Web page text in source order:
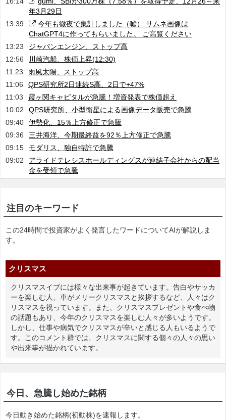
年3月29日
13:39
今年も徹夜で集計しました（嘘） サムネ画像は
ChatGPT4に作ってもらいました。 ご高覧ください
13:23
ジャパンエンジン、ストップ高
12:56
川崎汽船、株価上昇(12:30)
11:23
雨風太陽、ストップ高
11:06
QPS研究所2日連続S高、2日で+47%
11:03
霞ヶ関キャピタルが急騰！増資発表で株価超え
10:02
QPS研究所、小型衛星による画像データ販売で急騰
09:40
伊勢化、15％上方修正で急騰
09:36
三井海洋、今期最終益を92％上方修正で急騰
09:15
モダリス、独自特許で急騰
09:02
アライドテレシスホールディングスが連結子会社からの配当
金を受領で急騰
注目のキーワード
この24時間で投資家がよく発言したワードについてAIが解説しま
す。
クリスマス
クリスマスイブには様々な出来事が起きています。告白やサッカ
ーを楽しむ人、車がメリークリスマスと挨拶するなど、人々はク
リスマスを祝っています。また、クリスマスプレゼントや食べ物
の話題もあり、今年のクリスマスを楽しむ人々が多いようです。
しかし、仕事や病気でクリスマスが辛いと感じる人もいるようで
す。このコメント群では、クリスマスに関する個々の人々の思い
や出来事が描かれています。
今日、急騰し始めた銘柄
今日動き始めた銘柄(初動株)を速報します。